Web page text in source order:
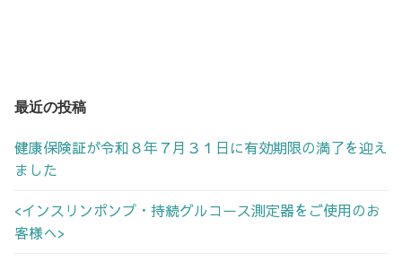
最近の投稿
健康保険証が令和８年７月３１日に有効期限の満了を迎え
ました
<インスリンポンプ・持続グルコース測定器をご使用のお
客様へ>